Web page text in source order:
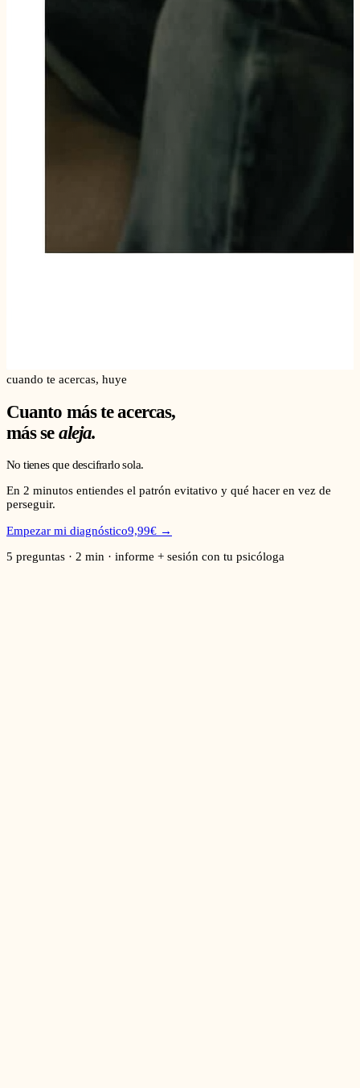
cuando te acercas, huye
Cuanto más te acercas,
más se aleja.
No tienes que descifrarlo sola.
En 2 minutos entiendes el patrón evitativo y qué hacer en vez de
perseguir.
Empezar mi diagnóstico9,99€ →
5 preguntas · 2 min · informe + sesión con tu psicóloga